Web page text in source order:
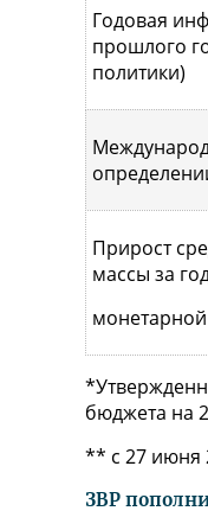
Годовая
прошлого
политики)
Прирост
массы за
бюджета на
** с 27 июня
ЗВР